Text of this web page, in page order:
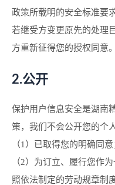
政策所载明的安全标准要
若继受方变更原先的处理
方重新征得您的授权同意。
2.公开
保护用户信息安全是湖南
策，我们不会公开您的个
（1）已取得您的明确同意
（2）为订立、履行您作
照依法制定的劳动规章制